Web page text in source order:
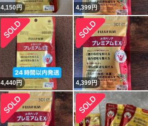
4,150円 4,399円
4,440円 4,399円